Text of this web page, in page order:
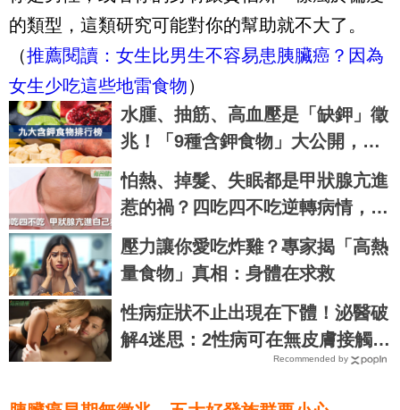
的類型，這類研究可能對你的幫助就不大了。
（推薦閱讀：女生比男生不容易患胰臟癌？因為
女生少吃這些地雷食物）
水腫、抽筋、高血壓是「缺鉀」徵
兆！「9種含鉀食物」大公開，這
些比香蕉更補鉀｜每日健康 Healt
h
怕熱、掉髮、失眠都是甲狀腺亢進
惹的禍？四吃四不吃逆轉病情，擺
脫大脖子！｜每日健康 Health
壓力讓你愛吃炸雞？專家揭「高熱
量食物」真相：身體在求救
性病症狀不止出現在下體！泌醫破
解4迷思：2性病可在無皮膚接觸下
Recommended by